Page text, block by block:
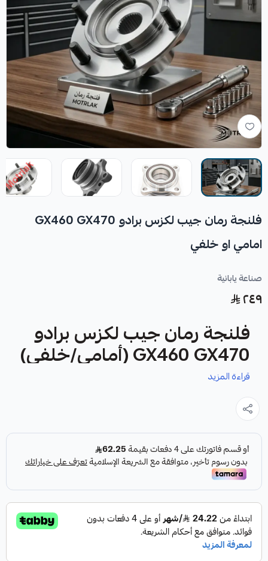
فلنجة رمان جيب لكزس برادو GX460 GX470
امامي او خلفي
صناعة يابانية
٢٤٩
فلنجة رمان جيب لكزس برادو
GX460 GX470 (أمامي/خلفي)
غيار متينة وعالية الجودة، مصممة لتناسب الاستخدام الأمامي أو
الخلفي لسيارتك.
المواصفات:
✓صناعة يابانية
✓درجة أولى
قراءة المزيد